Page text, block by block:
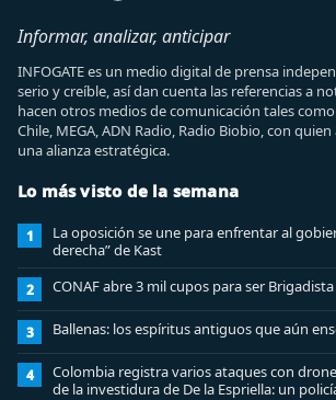
Informar, analizar, anticipar
INFOGATE es un medio digital de prensa
serio y creíble, así dan cuenta las referencias a
hacen otros medios de comunicación tales
Chile, MEGA, ADN Radio, Radio Biobio, con
una alianza estratégica.
Lo más visto de la semana
1
La oposición se une para enfrentar al
derecha” de Kast
2 CONAF abre 3 mil cupos para ser
3 Ballenas: los espíritus antiguos que aún
4
Colombia registra varios ataques con
de la investidura de De la Espriella: un